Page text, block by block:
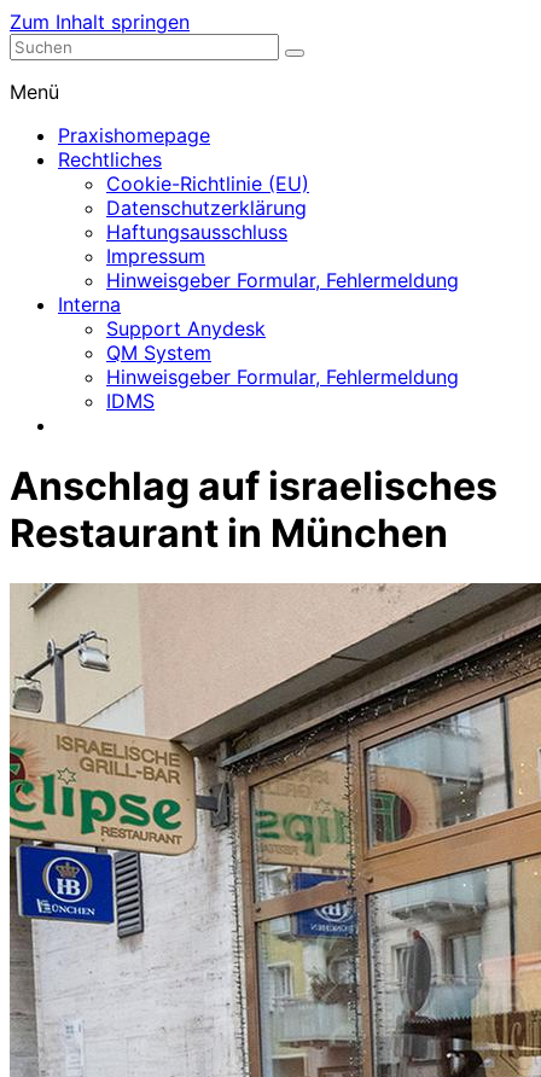
Zum Inhalt springen
Nephrologische Praxis mit Dialyse
Menü
Praxishomepage
Rechtliches
Cookie-Richtlinie (EU)
Datenschutzerklärung
Haftungsausschluss
Impressum
Hinweisgeber Formular, Fehlermeldung
Interna
Support Anydesk
QM System
Hinweisgeber Formular, Fehlermeldung
IDMS
Anschlag auf israelisches
Restaurant in München